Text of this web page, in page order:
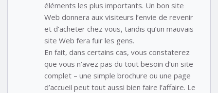
éléments les plus importants. Un bon site
Web donnera aux visiteurs l’envie de revenir
et d’acheter chez vous, tandis qu’un mauvais
site Web fera fuir les gens.
En fait, dans certains cas, vous constaterez
que vous n’avez pas du tout besoin d’un site
complet – une simple brochure ou une page
d’accueil peut tout aussi bien faire l’affaire. Le